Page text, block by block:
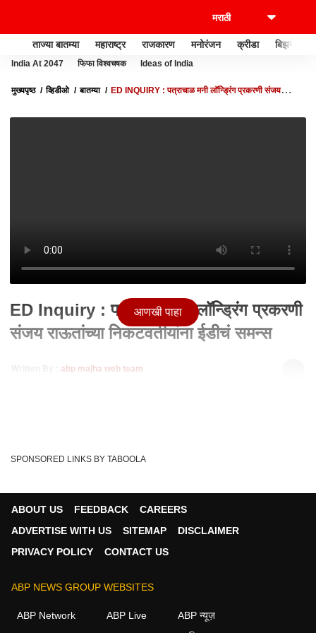
ताज्या बातम्या महाराष्ट्र राजकारण मनोरंजन क्रीडा बिझनेस
India At 2047 फिफा विश्वचषक Ideas of India
मुख्यपृष्ठ व्हिडीओ बातम्या
ED INQUIRY : पत्राचाळ मनी लॉन्ड्रिंग प्रकरणी संजय
ED Inquiry : पत्राचाळ मनी लॉन्ड्रिंग प्रकरणी
संजय राऊतांच्या निकटवर्तीयांना ईडीचं समन्स
abp majha web team
Tags : ED Money Laundering
बातम्या व्हिडीओ
आणखी पाहा
SPONSORED LINKS BY TABOOLA
ABOUT US FEEDBACK
CAREERS
ADVERTISE WITH US
SITEMAP
DISCLAIMER
PRIVACY POLICY
CONTACT US
ABP NEWS GROUP WEBSITES
ABP Network ABP Live
ABP न्यूज़